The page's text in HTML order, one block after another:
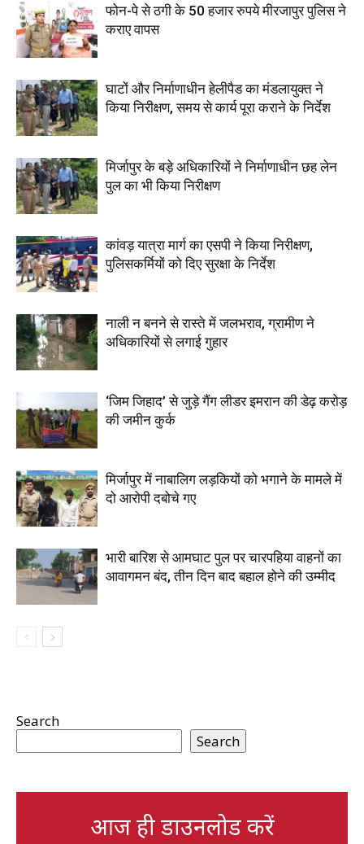
फोन-पे से ठगी के 50 हजार रुपये मीरजापुर पुलिस ने
कराए वापस
घाटों और निर्माणाधीन हेलीपैड का मंडलायुक्त ने
किया निरीक्षण, समय से कार्य पूरा कराने के निर्देश
मिर्जापुर के बड़े अधिकारियों ने निर्माणाधीन छह लेन
पुल का भी किया निरीक्षण
कांवड़ यात्रा मार्ग का एसपी ने किया निरीक्षण,
पुलिसकर्मियों को दिए सुरक्षा के निर्देश
नाली न बनने से रास्ते में जलभराव, ग्रामीण ने
अधिकारियों से लगाई गुहार
‘जिम जिहाद’ से जुड़े गैंग लीडर इमरान की डेढ़ करोड़
की जमीन कुर्क
मिर्जापुर में नाबालिग लड़कियों को भगाने के मामले में
दो आरोपी दबोचे गए
भारी बारिश से आमघाट पुल पर चारपहिया वाहनों का
आवागमन बंद, तीन दिन बाद बहाल होने की उम्मीद
Search
Search
आज ही डाउनलोड करें